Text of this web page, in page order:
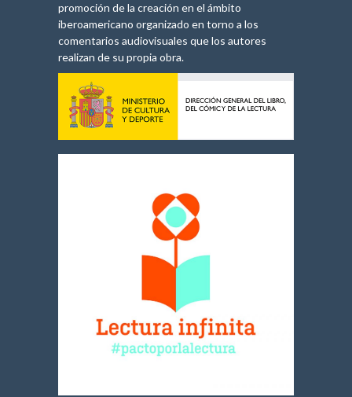
promoción de la creación en el ámbito
iberoamericano organizado en torno a los
comentarios audiovisuales que los autores
realizan de su propia obra.